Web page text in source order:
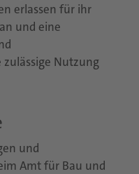
erlassen für ihr
und eine
Nutzung
und
Amt für Bau und